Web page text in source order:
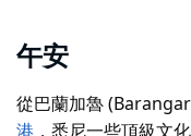
午安
從巴蘭加魯
港 ，悉尼一些頂級文